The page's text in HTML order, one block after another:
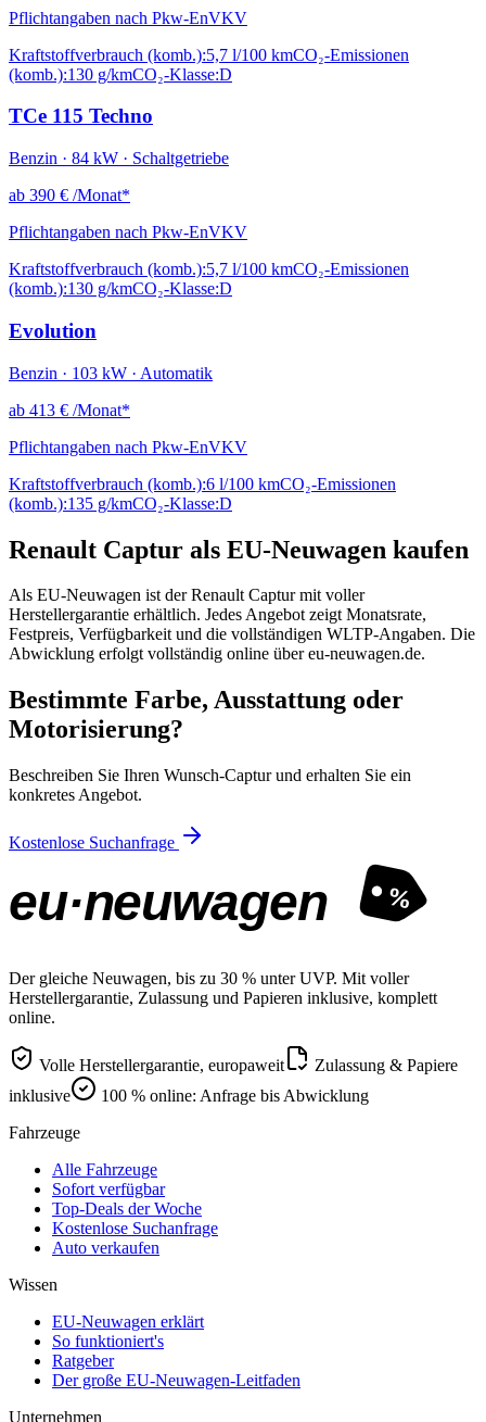
Pflichtangaben nach Pkw-EnVKV
Kraftstoffverbrauch (komb.):5,7 l/100 kmCO₂-Emissionen
(komb.):130 g/kmCO₂-Klasse:D
TCe 115 Techno
Benzin · 84 kW · Schaltgetriebe
ab 390 € /Monat*
Pflichtangaben nach Pkw-EnVKV
Kraftstoffverbrauch (komb.):5,7 l/100 kmCO₂-Emissionen
(komb.):130 g/kmCO₂-Klasse:D
Evolution
Benzin · 103 kW · Automatik
ab 413 € /Monat*
Pflichtangaben nach Pkw-EnVKV
Kraftstoffverbrauch (komb.):6 l/100 kmCO₂-Emissionen
(komb.):135 g/kmCO₂-Klasse:D
Renault Captur als EU-Neuwagen kaufen
Als EU-Neuwagen ist der Renault Captur mit voller
Herstellergarantie erhältlich. Jedes Angebot zeigt Monatsrate,
Festpreis, Verfügbarkeit und die vollständigen WLTP-Angaben. Die
Abwicklung erfolgt vollständig online über eu-neuwagen.de.
Bestimmte Farbe, Ausstattung oder
Motorisierung?
Beschreiben Sie Ihren Wunsch-Captur und erhalten Sie ein
konkretes Angebot.
Kostenlose Suchanfrage
eu·neuwagen %
Der gleiche Neuwagen, bis zu 30 % unter UVP. Mit voller
Herstellergarantie, Zulassung und Papieren inklusive, komplett
online.
Volle Herstellergarantie, europaweit
Zulassung & Papiere
inklusive
100 % online: Anfrage bis Abwicklung
Fahrzeuge
Alle Fahrzeuge
Sofort verfügbar
Top-Deals der Woche
Kostenlose Suchanfrage
Auto verkaufen
Wissen
EU-Neuwagen erklärt
So funktioniert's
Ratgeber
Der große EU-Neuwagen-Leitfaden
Unternehmen